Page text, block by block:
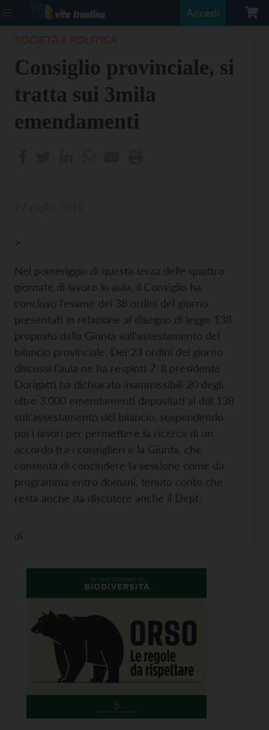
Accedi
Consiglio provinciale, si
tratta sui 3mila
emendamenti
>
Nel pomeriggio di questa terza delle quattro
giornate di lavoro in aula, il Consiglio ha
concluso l’esame dei 38 ordini del giorno
presentati in relazione al disegno di legge 138
proposto dalla Giunta sull’assestamento del
bilancio provinciale. Dei 23 ordini del giorno
discussi l’aula ne ha respinti 7. Il presidente
Dorigatti ha dichiarato inammissibili 20 degli
oltre 3.000 emendamenti depositati al ddl 138
sull’assestamento del bilancio, sospendendo
poi i lavori per permettere la ricerca di un
accordo tra i consiglieri e la Giunta, che
consenta di concludere la sessione come da
programma entro domani, tenuto conto che
resta anche da discutere anche il Depf.
di